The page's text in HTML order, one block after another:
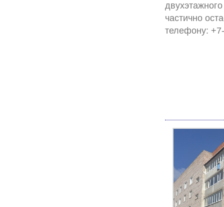
частично